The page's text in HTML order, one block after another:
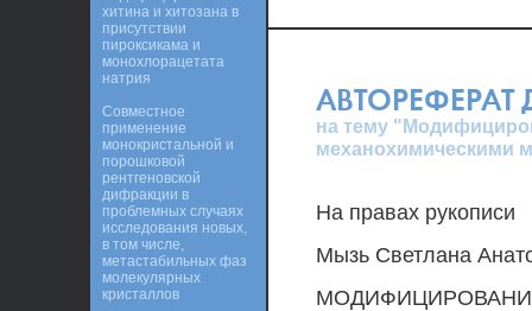
АВТОРЕФЕРАТ
на тему
механохимическими
На правах рукописи
Мызь Светлана
хитина и хитозана в
присутствии
пироксикама и
монохлорацетата
натрия
Совместное
применение
монокристальной и
порошковой
рентгеновской
дифракции в
проблемных случаях
исследования новых,
в том числе,
метастабильных фаз
молекулярных
кристаллов